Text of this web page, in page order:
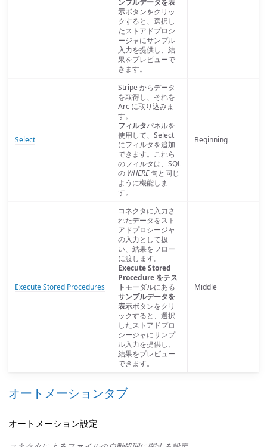
ンプルデータを表
示ボタンをクリッ
クすると、選択し
たストアドプロシ
ージャにサンプル
入力を提供し、結
果をプレビューで
きます。
Select
Stripe からデータ
を取得し、それを
Arc に取り込みま
す。
フィルタパネルを
使用して、Select
にフィルタを追加
できます。これら
のフィルタは、SQL
の WHERE句と同じ
ように機能しま
す。
Beginning
Execute Stored Procedures
コネクタに入力さ
れたデータをスト
アドプロシージャ
の入力として扱
い、結果をフロー
に渡します。
Execute Stored
Procedure をテス
トモーダルにある
サンプルデータを
表示ボタンをクリ
ックすると、選択
したストアドプロ
シージャにサンプ
ル入力を提供し、
結果をプレビュー
できます。
Middle
オートメーションタブ
オートメーション設定